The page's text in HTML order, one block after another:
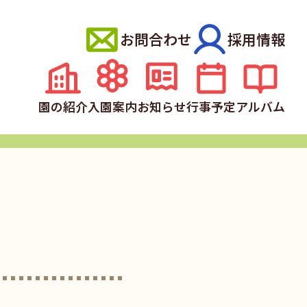
園の紹介入園案内お知らせ行事予定アルバム
お問合わせ 採用情報